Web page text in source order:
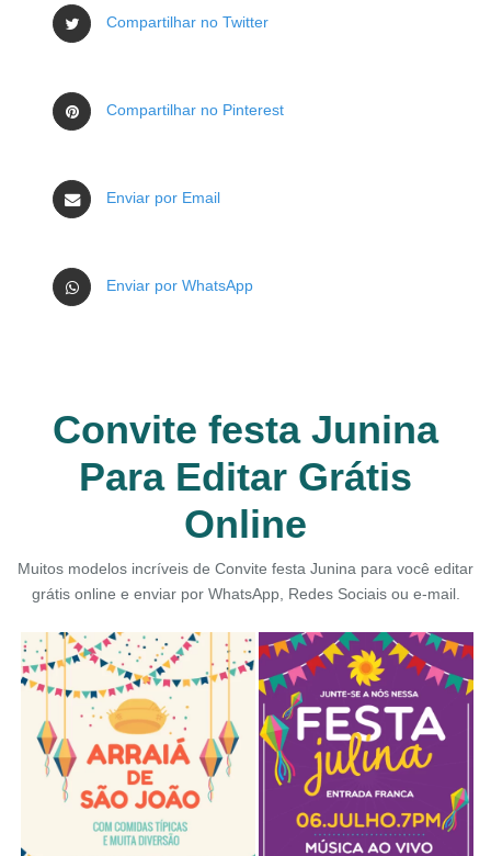
Compartilhar no Twitter
Compartilhar no Pinterest
Enviar por Email
Enviar por WhatsApp
Convite festa Junina
Para Editar Grátis
Online
Muitos modelos incríveis de Convite festa Junina para você editar
grátis online e enviar por WhatsApp, Redes Sociais ou e-mail.